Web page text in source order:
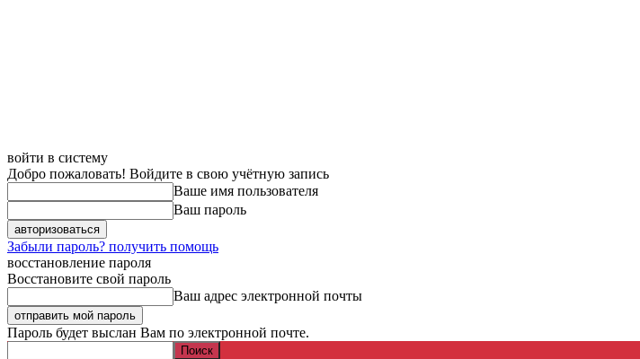
войти в систему
Добро пожаловать! Войдите в свою учётную запись
Ваше имя пользователя
Ваш пароль
Забыли пароль? получить помощь
восстановление пароля
Восстановите свой пароль
Ваш адрес электронной почты
Пароль будет выслан Вам по электронной почте.